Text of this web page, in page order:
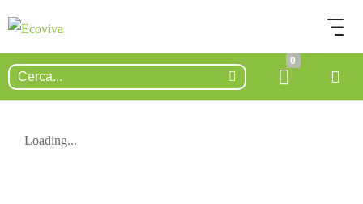
0
Loading...